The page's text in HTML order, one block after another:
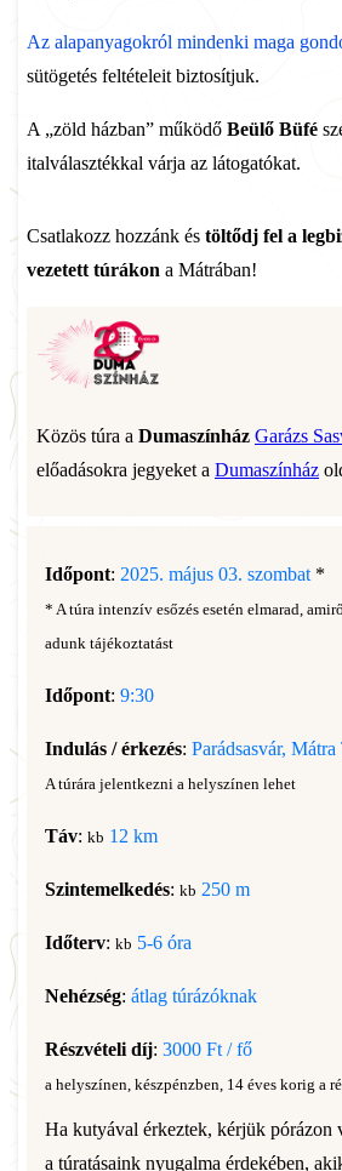
Az alapanyagokról mindenki maga
sütögetés feltételeit biztosítjuk.
A „zöld házban” működő Beülő Büfé
italválasztékkal várja az látogatókat.
Csatlakozz hozzánk és töltődj fel a
vezetett túrákon a Mátrában!
Közös túra a Dumaszínház Garázs
előadásokra jegyeket a Dumaszínház
Időpont: 2025. május 03. szombat *
* A túra intenzív esőzés esetén elmarad,
adunk tájékoztatást
Időpont: 9:30
Indulás / érkezés: Parádsasvár,
A túrára jelentkezni a helyszínen lehet
Táv: kb 12 km
Szintemelkedés: kb 250 m
Időterv: kb 5-6 óra
Nehézség: átlag túrázóknak
Részvételi díj: 3000 Ft / fő
a helyszínen, készpénzben, 14 éves korig a
Ha kutyával érkeztek, kérjük pórázon
a túratásaink nyugalma érdekében,